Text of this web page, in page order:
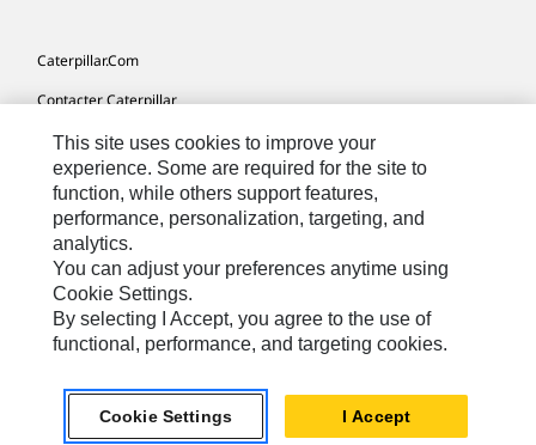
Caterpillar.com
Contacter Caterpillar
Mes Préférences Marketing
Plan Du Site
Cookie Settings
Mentions Légales
Confidentialité
Africa, Middle East-French© 2026 Caterpillar. Tous droits réservés
This site uses cookies to improve your
experience. Some are required for the site to
function, while others support features,
performance, personalization, targeting, and
analytics.
You can adjust your preferences anytime using
Cookie Settings.
By selecting I Accept, you agree to the use of
functional, performance, and targeting cookies.
Cookie Settings I Accept